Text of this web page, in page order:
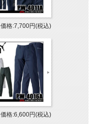
価格:7,700円(税込)
価格:6,600円(税込)